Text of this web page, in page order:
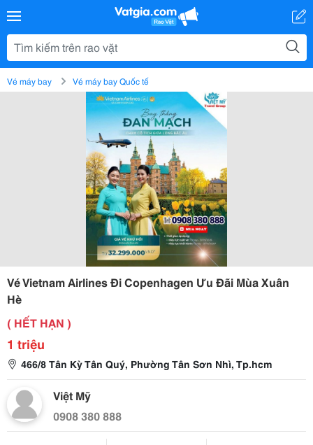
Vé máy bay Vé máy bay Quốc tế
Vé Vietnam Airlines Đi Copenhagen Ưu Đãi Mùa Xuân
Hè
( HẾT HẠN )
1 triệu
466/8 Tân Kỳ Tân Quý, Phường Tân Sơn Nhì, Tp.hcm
Việt Mỹ
0908 380 888